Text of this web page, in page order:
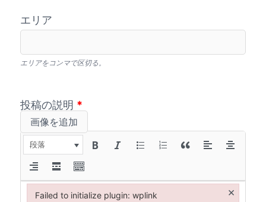
エリア
エリアをコンマで区切る。
投稿の説明 *
画像を追加
段落
Failed to initialize plugin: wplink ×